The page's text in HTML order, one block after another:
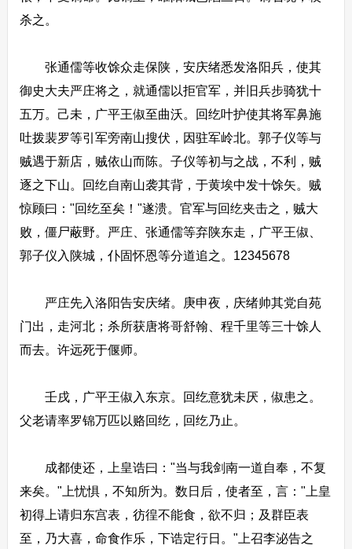
杀之。
张通儒等收馀众走保陕，安庆绪悉发洛阳兵，使其
御史大夫严庄将之，就通儒以拒官军，并旧兵步骑犹十
五万。己未，广平王俶至曲沃。回纥叶护使其将军鼻施
吐拨裴罗等引军旁南山搜伏，因驻军岭北。郭子仪等与
贼遇于新店，贼依山而陈。子仪等初与之战，不利，贼
逐之下山。回纥自南山袭其背，于黄埃中发十馀矢。贼
惊顾曰："回纥至矣！"遂溃。官军与回纥夹击之，贼大
败，僵尸蔽野。严庄、张通儒等弃陕东走，广平王俶、
郭子仪入陕城，仆固怀恩等分道追之。12345678
严庄先入洛阳告安庆绪。庚申夜，庆绪帅其党自苑
门出，走河北；杀所获唐将哥舒翰、程千里等三十馀人
而去。许远死于偃师。
壬戌，广平王俶入东京。回纥意犹未厌，俶患之。
父老请率罗锦万匹以赂回纥，回纥乃止。
成都使还，上皇诰曰："当与我剑南一道自奉，不复
来矣。"上忧惧，不知所为。数日后，使者至，言："上皇
初得上请归东宫表，彷徨不能食，欲不归；及群臣表
至，乃大喜，命食作乐，下诰定行日。"上召李泌告之